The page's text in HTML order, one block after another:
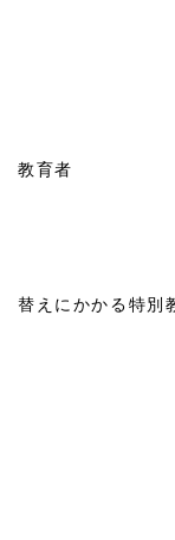
・型枠
・足場の
・石綿使
教育者
・有機
・自由研
替えにかかる特別
・特定
・ロー
・刈払
・小型
・酸素欠